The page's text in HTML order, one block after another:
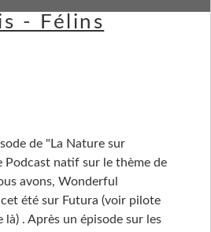
- Félins
de "La Nature sur
Podcast natif sur le thème de
avons, Wonderful
été sur Futura (voir pilote
là) . Après un épisode sur les